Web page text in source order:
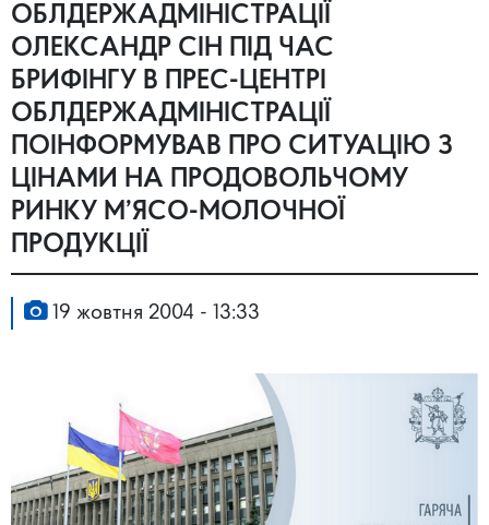
ОБЛДЕРЖАДМІНІСТРАЦІЇ
ОЛЕКСАНДР СІН ПІД ЧАС
БРИФІНГУ В ПРЕС-ЦЕНТРІ
ОБЛДЕРЖАДМІНІСТРАЦІЇ
ПОІНФОРМУВАВ ПРО СИТУАЦІЮ З
ЦІНАМИ НА ПРОДОВОЛЬЧОМУ
РИНКУ М’ЯСО-МОЛОЧНОЇ
ПРОДУКЦІЇ
19 жовтня 2004 - 13:33